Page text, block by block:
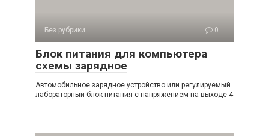
Без рубрики 0
Блок питания для компьютера
схемы зарядное
Автомобильное зарядное устройство или регулируемый
лабораторный блок питания с напряжением на выходе 4
—